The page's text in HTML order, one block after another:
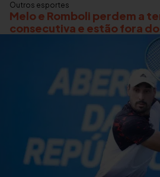
Outros esportes
Melo e Romboli perdem a
consecutiva e estão fora